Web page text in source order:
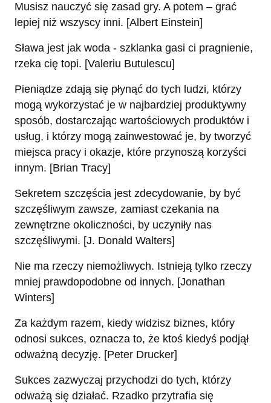
Musisz nauczyć się zasad gry. A potem – grać
lepiej niż wszyscy inni. [Albert Einstein]
Sława jest jak woda - szklanka gasi ci pragnienie,
rzeka cię topi. [Valeriu Butulescu]
Pieniądze zdają się płynąć do tych ludzi, którzy
mogą wykorzystać je w najbardziej produktywny
sposób, dostarczając wartościowych produktów i
usług, i którzy mogą zainwestować je, by tworzyć
miejsca pracy i okazje, które przynoszą korzyści
innym. [Brian Tracy]
Sekretem szczęścia jest zdecydowanie, by być
szczęśliwym zawsze, zamiast czekania na
zewnętrzne okoliczności, by uczyniły nas
szczęśliwymi. [J. Donald Walters]
Nie ma rzeczy niemożliwych. Istnieją tylko rzeczy
mniej prawdopodobne od innych. [Jonathan
Winters]
Za każdym razem, kiedy widzisz biznes, który
odnosi sukces, oznacza to, że ktoś kiedyś podjął
odważną decyzję. [Peter Drucker]
Sukces zazwyczaj przychodzi do tych, którzy
odważą się działać. Rzadko przytrafia się